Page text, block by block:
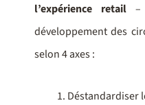
l’expérience retail –
développement des
selon 4 axes :
Déstandardiser